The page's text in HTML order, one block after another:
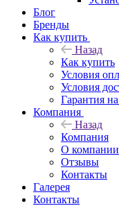
Блог
Бренды
Как купить
Назад
Как купить
Условия
Условия
Гарантия
Компания
Назад
Компания
О компании
Отзывы
Контакты
Галерея
Контакты